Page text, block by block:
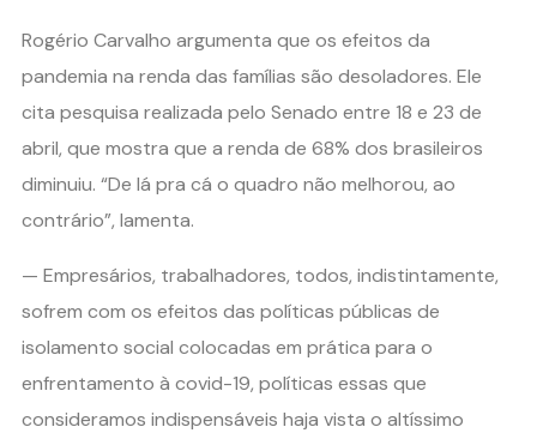
Rogério Carvalho argumenta que os efeitos da
pandemia na renda das famílias são desoladores. Ele
cita pesquisa realizada pelo Senado entre 18 e 23 de
abril, que mostra que a renda de 68% dos brasileiros
diminuiu. “De lá pra cá o quadro não melhorou, ao
contrário”, lamenta.
— Empresários, trabalhadores, todos, indistintamente,
sofrem com os efeitos das políticas públicas de
isolamento social colocadas em prática para o
enfrentamento à covid-19, políticas essas que
consideramos indispensáveis haja vista o altíssimo